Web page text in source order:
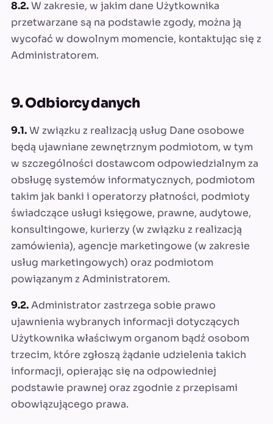
8.2.W zakresie, w jakim dane Użytkownika
przetwarzane są na podstawie zgody, można ją
wycofać w dowolnym momencie, kontaktując się z
Administratorem.
9. Odbiorcy danych
9.1.W związku z realizacją usług Dane osobowe
będą ujawniane zewnętrznym podmiotom, w tym
w szczególności dostawcom odpowiedzialnym za
obsługę systemów informatycznych, podmiotom
takim jak banki i operatorzy płatności, podmioty
świadczące usługi księgowe, prawne, audytowe,
konsultingowe, kurierzy (w związku z realizacją
zamówienia), agencje marketingowe (w zakresie
usług marketingowych) oraz podmiotom
powiązanym z Administratorem.
9.2.Administrator zastrzega sobie prawo
ujawnienia wybranych informacji dotyczących
Użytkownika właściwym organom bądź osobom
trzecim, które zgłoszą żądanie udzielenia takich
informacji, opierając się na odpowiedniej
podstawie prawnej oraz zgodnie z przepisami
obowiązującego prawa.